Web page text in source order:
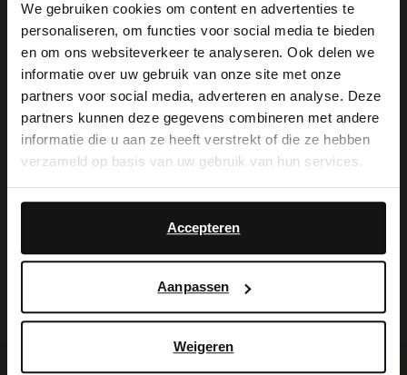
We gebruiken cookies om content en advertenties te
personaliseren, om functies voor social media te bieden
en om ons websiteverkeer te analyseren. Ook delen we
informatie over uw gebruik van onze site met onze
partners voor social media, adverteren en analyse. Deze
partners kunnen deze gegevens combineren met andere
informatie die u aan ze heeft verstrekt of die ze hebben
verzameld op basis van uw gebruik van hun services.
Accepteren
Aanpassen
Weigeren
platte blokhak van 3 cm. We adviseren als
verzorging en bescherming de
suède/nubuck spray in transparant.
Alles over dit product
Bezorgen & retour
×
View this website in English?
It looks like your language isn't Dutch. Would
you like to switch to English?
English